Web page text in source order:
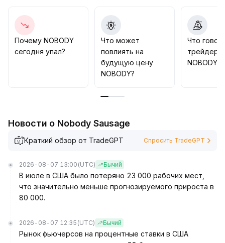
Рекомендуется следить за предстоящими данными
по розничной торговле и инфляции для оценки
дальнейших шагов регулятора и их возможного
воздействия на рынок; при этом допускается
стратегическое размещение в пределах диапазона
или ожидание чёткого технического сигнала о
Почему NOBODY
сегодня упал?
Что может
повлиять на
будущую цену
NOBODY?
Что
трейдеры
NOBODY?
Новости о Nobody Sausage
Краткий обзор от TradeGPT Спросить TradeGPT
2026-08-07 13:00 (UTC) Бычий
В июле в США было потеряно 23 000 рабочих мест,
что значительно меньше прогнозируемого прироста в
80 000.
2026-08-07 12:35 (UTC) Бычий
Рынок фьючерсов на процентные ставки в США